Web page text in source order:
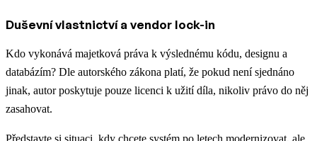
Duševní vlastnictví a vendor lock-in
Kdo vykonává majetková práva k výslednému kódu, designu a
databázím? Dle autorského zákona platí, že pokud není sjednáno
jinak, autor poskytuje pouze licenci k užití díla, nikoliv právo do něj
zasahovat.